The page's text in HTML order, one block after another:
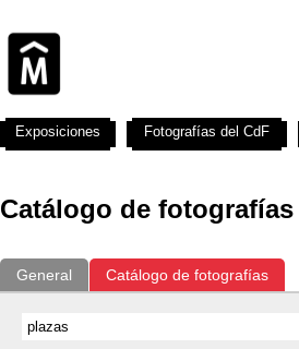
Catálogo de fotografías
General Catálogo de fotografías
Exposiciones Fotografías del CdF